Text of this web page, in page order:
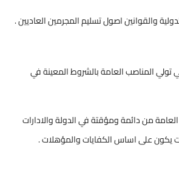
والقوانين اصول تسليم المجرمين العاديين .
المناصب العامة بالشروط المعينة في
من دائمة ومؤقتة في الدولة والادارات
يكون على اساس الكفايات والمؤهلات .